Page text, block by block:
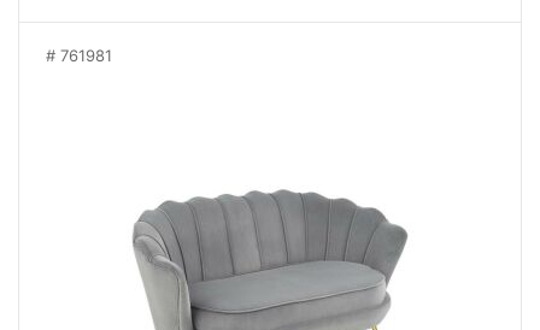
761981